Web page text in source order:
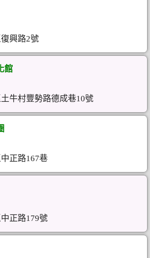
興路2號
館
牛村豐勢路德成巷10號
正路167巷
正路179號